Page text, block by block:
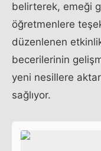
belirterek, emeği
öğretmenlere
düzenlenen
becerilerinin
yeni nesillere
sağlıyor.